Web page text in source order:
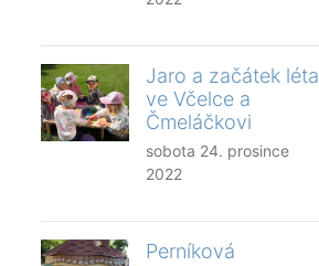
Jaro a začátek léta
ve Včelce a
Čmeláčkovi
sobota 24. prosince
2022
Perníková